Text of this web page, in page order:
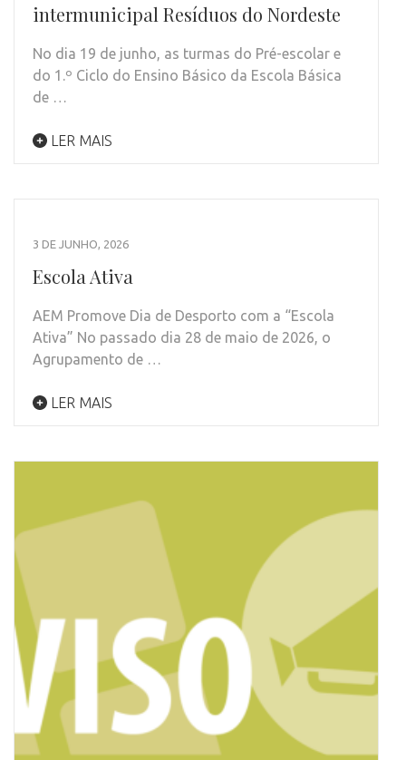
intermunicipal Resíduos do Nordeste
No dia 19 de junho, as turmas do Pré-escolar e
do 1.º Ciclo do Ensino Básico da Escola Básica
de …
LER MAIS
3 DE JUNHO, 2026
Escola Ativa
AEM Promove Dia de Desporto com a “Escola
Ativa” No passado dia 28 de maio de 2026, o
Agrupamento de …
LER MAIS